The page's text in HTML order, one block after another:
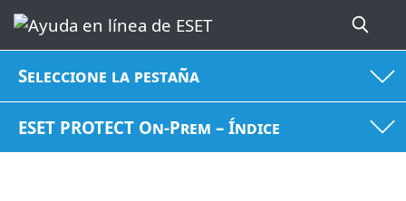
Seleccione la pestaña
ESET PROTECT On-Prem – Índice